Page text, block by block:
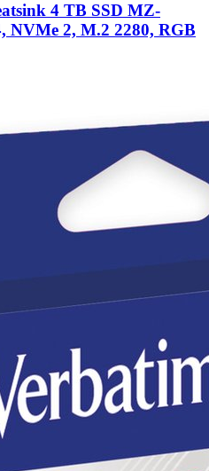
4 TB SSD MZ-
NVMe 2, M.2 2280, RGB